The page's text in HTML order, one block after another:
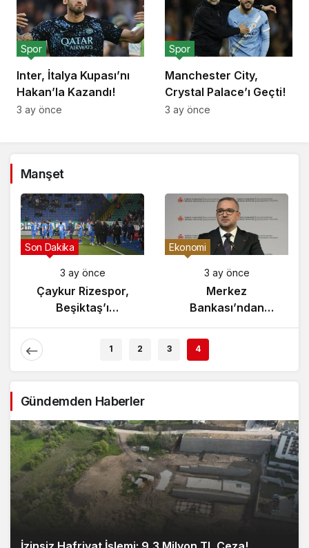
Inter, İtalya Kupası’nı
Hakan’la Kazandı!
Spor
3 ay önce
Manchester City,
Crystal Palace’ı Geçti!
Spor
3 ay önce
Manşet
Gündem
3 ay önce
Yunanistan’da
Zeybek Tartışması
Alevlendi!
Son Dakika
3 ay önce
Çaykur Rizespor,
Beşiktaş’ı
Ağırlıyor!
1 2 3 4
Gündemden Haberler